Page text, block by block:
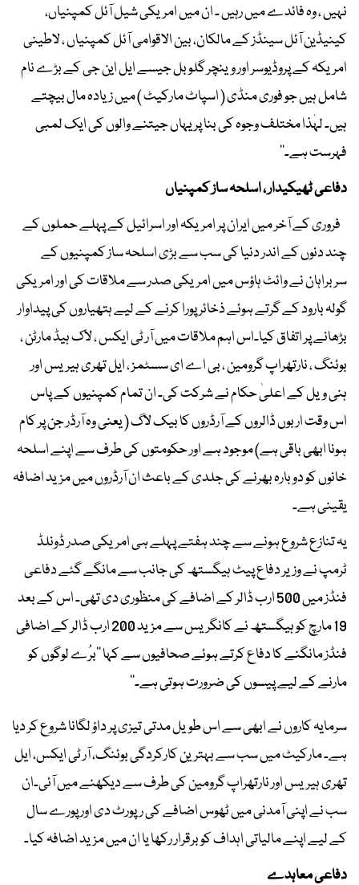
نہیں ، وہ فائدے میں رہیں ۔ ان میں امریکی شیل آئل کمپنیاں،
کینیڈین آئل سینڈز کے مالکان، بین الاقوامی آئل کمپنیاں ، لاطینی
امریکہ کے پروڈیوسر اور وینچر گلوبل جیسے ایل این جی کے بڑے نام
شامل ہیں جو فوری منڈی ( اسپاٹ مارکیٹ ) میں زیادہ مال بیچتے
ہیں۔ لہٰذا مختلف وجوہ کی بنا پر یہاں جیتنے والوں کی ایک لمبی
فہرست ہے۔‘‘
دفاعی ٹھیکیدار ، اسلحہ ساز کمپنیاں
فروری کے آخر میں ایران پر امریکہ اور اسرائیل کے پہلے حملوں کے
چند دنوں کے اندر دنیا کی سب سے بڑی اسلحہ ساز کمپنیوں کے
سربراہان نے وائٹ ہاؤس میں امریکی صدر سے ملاقات کی اور امریکی
گولہ بارود کے گرتے ہوئے ذخائر پورا کرنے کے لیے ہتھیاروں کی پیداوار
بڑھانے پر اتفاق کیا۔اس اہم ملاقات میں آر ٹی ایکس ، لاک ہیڈ مارٹن ،
بوئنگ ، نارتھراپ گرومین ، بی اے ای سسٹمز ، ایل تھری ہیریس اور
ہنی ویل کے اعلیٰ حکام نے شرکت کی۔ ان تمام کمپنیوں کے پاس
اس وقت اربوں ڈالروں کے آرڈروں کا بیک لاگ ( یعنی وہ آرڈر جن پر کام
ہونا ابھی باقی ہے) موجود ہے اور حکومتوں کی طرف سے اپنے اسلحہ
خانوں کو دوبارہ بھرنے کی جلدی کے باعث ان آرڈروں میں مزید اضافہ
یقینی ہے۔
یہ تنازع شروع ہونے سے چند ہفتے پہلے ہی امریکی صدر ڈونلڈ
ٹرمپ نے وزیر دفاع پیٹ ہیگستھ کی جانب سے مانگے گئے دفاعی
فنڈز میں 500 ارب ڈالر کے اضافے کی منظوری دی تھی۔ اس کے بعد
19 مارچ کو ہیگستھ نے کانگریس سے مزید 200 ارب ڈالر کے اضافی
فنڈز مانگنے کا دفاع کرتے ہوئے صحافیوں سے کہا ’’برُے لوگوں کو
مارنے کے لیے پیسوں کی ضرورت ہوتی ہے۔‘‘
سرمایہ کاروں نے ابھی سے اس طویل مدتی تیزی پر داؤ لگانا شروع کر دیا
ہے۔ مارکیٹ میں سب سے بہترین کارکردگی بوئنگ، آر ٹی ایکس، ایل
تھری ہیریس اور نارتھراپ گرومین کی طرف سے دیکھنے میں آئی۔ان
سب نے اپنی آمدنی میں ٹھوس اضافے کی رپورٹ دی اور پورے سال
کے لیے اپنے مالیاتی اہداف کو برقرار رکھا یا ان میں مزید اضافہ کیا۔
دفاعی معاہدے